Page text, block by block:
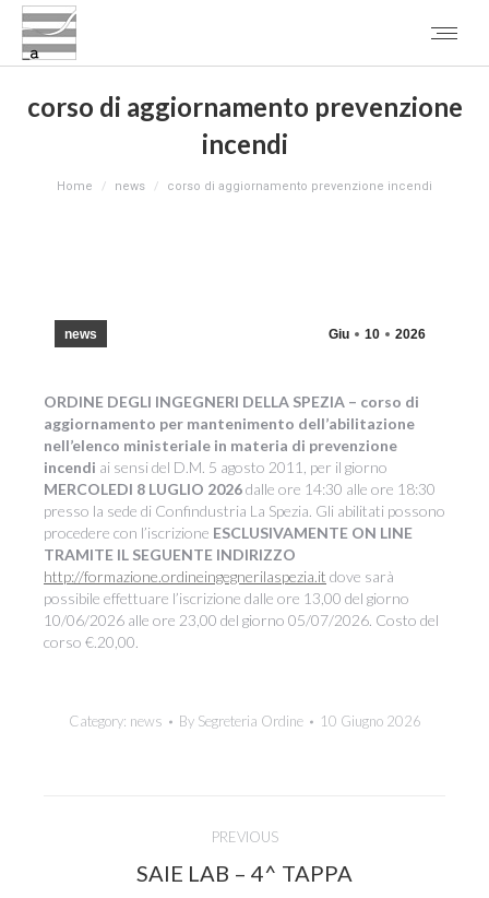
corso di aggiornamento prevenzione
incendi
Home news corso di aggiornamento prevenzione incendi
Giu 10 2026
news
ORDINE DEGLI INGEGNERI DELLA SPEZIA – corso di
aggiornamento per mantenimento dell’abilitazione
nell’elenco ministeriale in materia di prevenzione
incendi ai sensi del D.M. 5 agosto 2011, per il giorno
MERCOLEDI 8 LUGLIO 2026dalle ore 14:30 alle ore 18:30
presso la sede di Confindustria La Spezia. Gli abilitati possono
procedere con l’iscrizione ESCLUSIVAMENTE ON LINE
TRAMITE IL SEGUENTE INDIRIZZO
http://formazione.ordineingegnerilaspezia.it dove sarà
possibile effettuare l’iscrizione dalle ore 13,00 del giorno
10/06/2026 alle ore 23,00 del giorno 05/07/2026. Costo del
corso €.20,00.
Category: news By Segreteria Ordine 10 Giugno 2026
navigation
PREVIOUS
Previous
post:
SAIE LAB – 4^ TAPPA